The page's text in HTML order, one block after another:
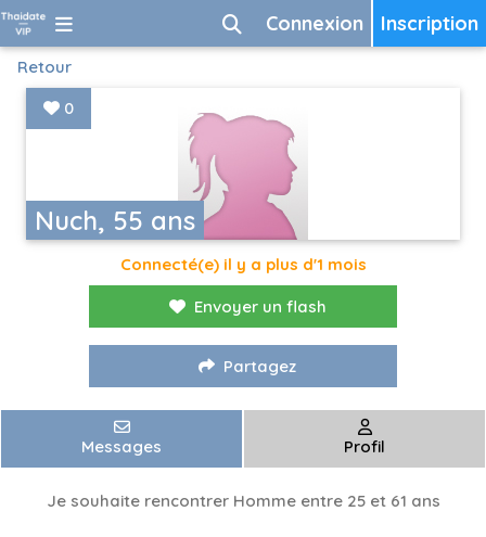
Inscription
Connexion
Retour
Nuch, 55 ans
0
Connecté(e) il y a plus d'1 mois
Envoyer un flash
Partagez
Messages Profil
Je souhaite rencontrer Homme entre 25 et 61 ans